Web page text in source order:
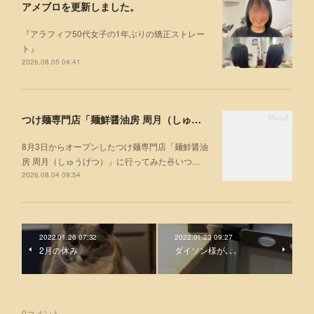
アメブロを更新しました。
『アラフィフ50代女子の1年ぶりの矯正ストレー
ト』
2026.08.05 04:41
つけ麺専門店「麺鮮醤油房 周月（しゅうげつ）」⁡ に行ってみた🍜
8月3日からオープンしたつけ麺専門店「麺鮮醤油
房 周月（しゅうげつ）」⁡に行ってみた🍜いつ…
2026.08.04 09:54
2022.01.26 07:32
2月の休み
2022.01.23 09:27
ダイソン様が､､､